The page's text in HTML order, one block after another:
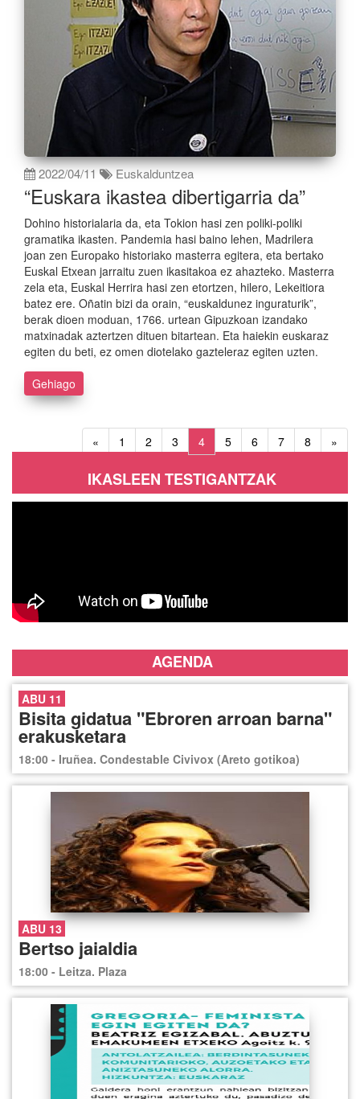
2022/04/11 Euskalduntzea
“Euskara ikastea dibertigarria da”
Dohino historialaria da, eta Tokion hasi zen poliki-poliki
gramatika ikasten. Pandemia hasi baino lehen, Madrilera
joan zen Europako historiako masterra egitera, eta bertako
Euskal Etxean jarraitu zuen ikasitakoa ez ahazteko. Masterra
zela eta, Euskal Herrira hasi zen etortzen, hilero, Lekeitiora
batez ere. Oñatin bizi da orain, “euskaldunez inguraturik”,
berak dioen moduan, 1766. urtean Gipuzkoan izandako
matxinadak aztertzen dituen bitartean. Eta haiekin euskaraz
egiten du beti, ez omen diotelako gazteleraz egiten uzten.
Gehiago
« 1 2 3 4 5 6 7 8 »
IKASLEEN TESTIGANTZAK
AGENDA
ABU 11
Bisita gidatua "Ebroren arroan barna"
erakusketara
18:00 - Iruñea. Condestable Civivox (Areto gotikoa)
ABU 13
Bertso jaialdia
18:00 - Leitza. Plaza